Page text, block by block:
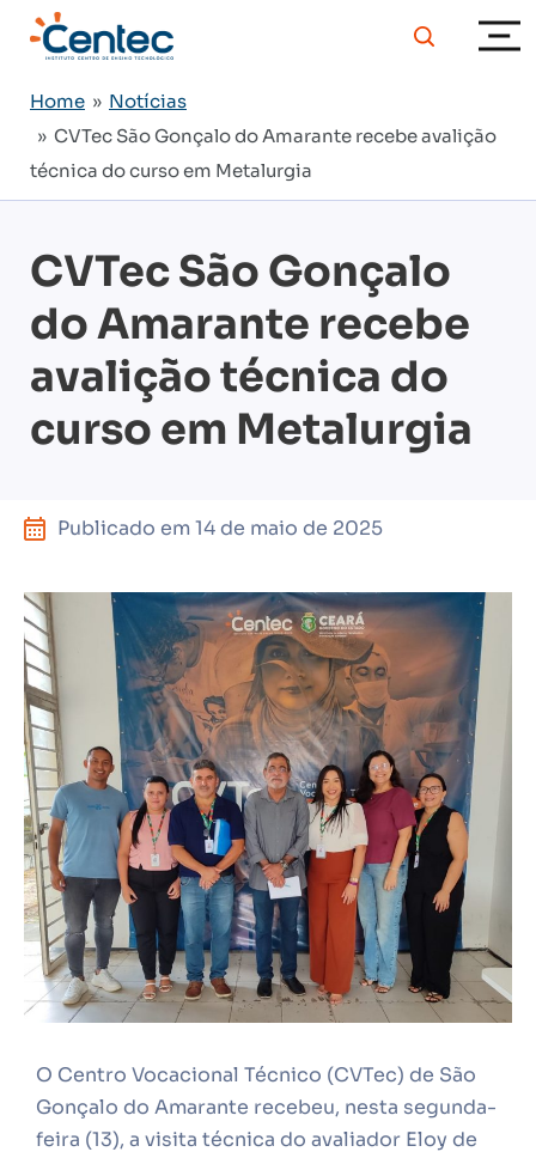
Home » Notícias
» CVTec São Gonçalo do Amarante recebe avalição
técnica do curso em Metalurgia
CVTec São Gonçalo
do Amarante recebe
avalição técnica do
curso em Metalurgia
Publicado em 14 de maio de 2025
O Centro Vocacional Técnico (CVTec) de São
Gonçalo do Amarante recebeu, nesta segunda-
feira (13), a visita técnica do avaliador Eloy de